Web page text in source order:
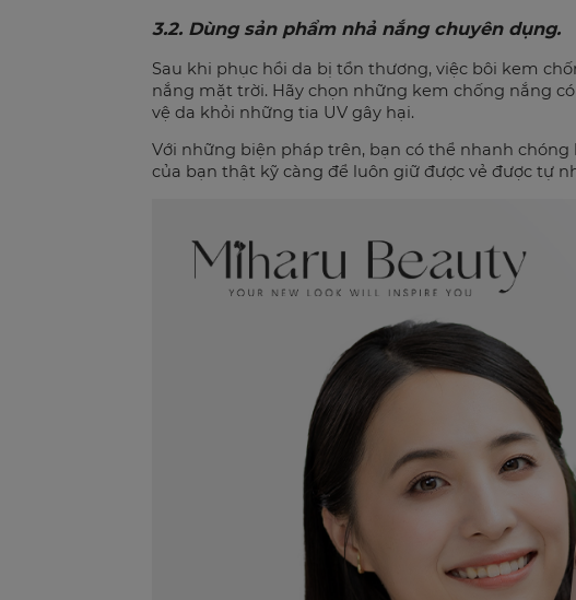
3.2. Dùng sản phẩm nhả nắng chuyên dụng.
Sau khi phục hồi da bị tổn thương, việc bôi kem
nắng mặt trời. Hãy chọn những kem chống nắng
vệ da khỏi những tia UV gây hại.
Với những biện pháp trên, bạn có thể nhanh
của bạn thật kỹ càng để luôn giữ được vẻ được tự